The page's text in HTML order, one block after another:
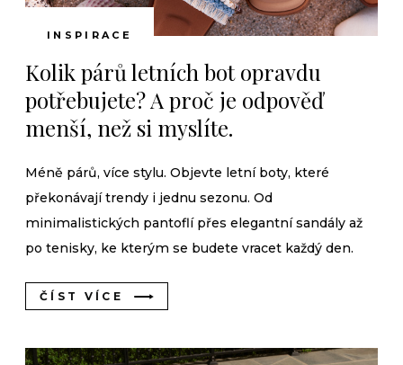
INSPIRACE
Kolik párů letních bot opravdu
potřebujete? A proč je odpověď
menší, než si myslíte.
Méně párů, více stylu. Objevte letní boty, které
překonávají trendy i jednu sezonu. Od
minimalistických pantoflí přes elegantní sandály až
po tenisky, ke kterým se budete vracet každý den.
ČÍST VÍCE